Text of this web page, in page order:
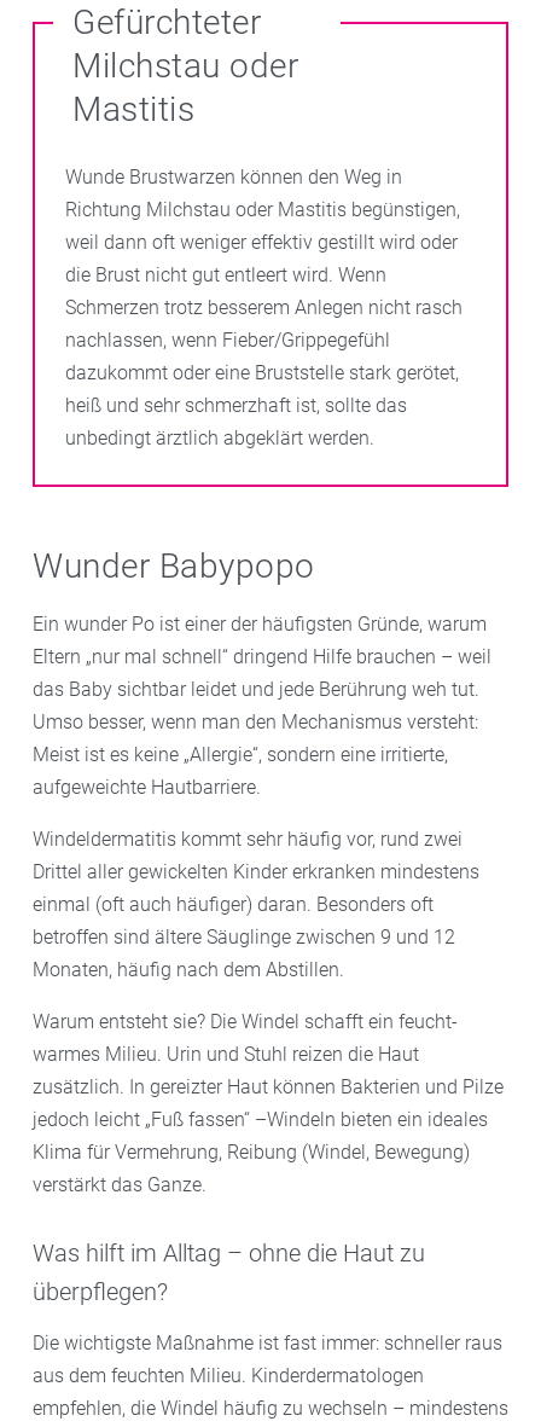
Gefürchteter
Milchstau oder
Mastitis
Wunde Brustwarzen können den Weg in
Richtung Milchstau oder Mastitis begünstigen,
weil dann oft weniger effektiv gestillt wird oder
die Brust nicht gut entleert wird. Wenn
Schmerzen trotz besserem Anlegen nicht rasch
nachlassen, wenn Fieber/Grippegefühl
dazukommt oder eine Bruststelle stark gerötet,
heiß und sehr schmerzhaft ist, sollte das
unbedingt ärztlich abgeklärt werden.
Wunder Babypopo
Ein wunder Po ist einer der häufigsten Gründe, warum
Eltern „nur mal schnell“ dringend Hilfe brauchen – weil
das Baby sichtbar leidet und jede Berührung weh tut.
Umso besser, wenn man den Mechanismus versteht:
Meist ist es keine „Allergie“, sondern eine irritierte,
aufgeweichte Hautbarriere.
Windeldermatitis kommt sehr häufig vor, rund zwei
Drittel aller gewickelten Kinder erkranken mindestens
einmal (oft auch häufiger) daran. Besonders oft
betroffen sind ältere Säuglinge zwischen 9 und 12
Monaten, häufig nach dem Abstillen.
Warum entsteht sie? Die Windel schafft ein feucht-
warmes Milieu. Urin und Stuhl reizen die Haut
zusätzlich. In gereizter Haut können Bakterien und Pilze
jedoch leicht „Fuß fassen“ –Windeln bieten ein ideales
Klima für Vermehrung, Reibung (Windel, Bewegung)
verstärkt das Ganze.
Was hilft im Alltag – ohne die Haut zu
überpflegen?
Die wichtigste Maßnahme ist fast immer: schneller raus
aus dem feuchten Milieu. Kinderdermatologen
empfehlen, die Windel häufig zu wechseln – mindestens